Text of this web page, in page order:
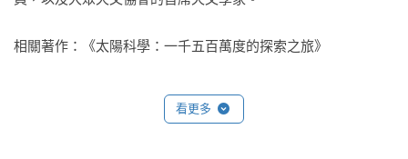
相關著作：《太陽科學：一千五百萬度的探索之旅》
看更多